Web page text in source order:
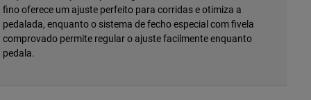
fino oferece um ajuste perfeito para corridas e otimiza a
pedalada, enquanto o sistema de fecho especial com fivela
comprovado permite regular o ajuste facilmente enquanto
pedala.